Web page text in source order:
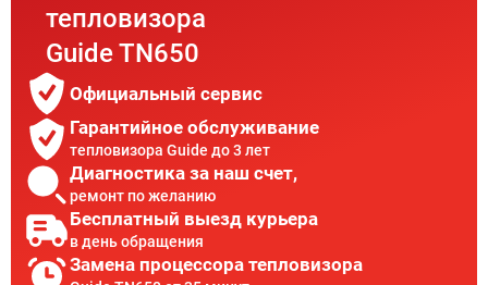
тепловизора
Guide TN650
Официальный сервис
Гарантийное обслуживание
тепловизора Guide до 3 лет
Диагностика за наш счет,
ремонт по желанию
Бесплатный выезд курьера
в день обращения
Замена процессора тепловизора